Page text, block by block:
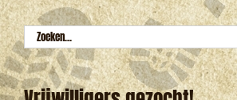
Zoeken
naar: